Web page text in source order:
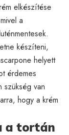
elkészítése
a
készíteni,
helyett
érdemes
szükség van
hogy a krém
a tortán